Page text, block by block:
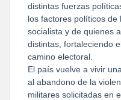
distintas fuerzas
los factores políticos de
socialista y de quienes
distintas, fortaleciendo
camino electoral.
El país vuelve a vivir
al abandono de la
militares solicitadas en